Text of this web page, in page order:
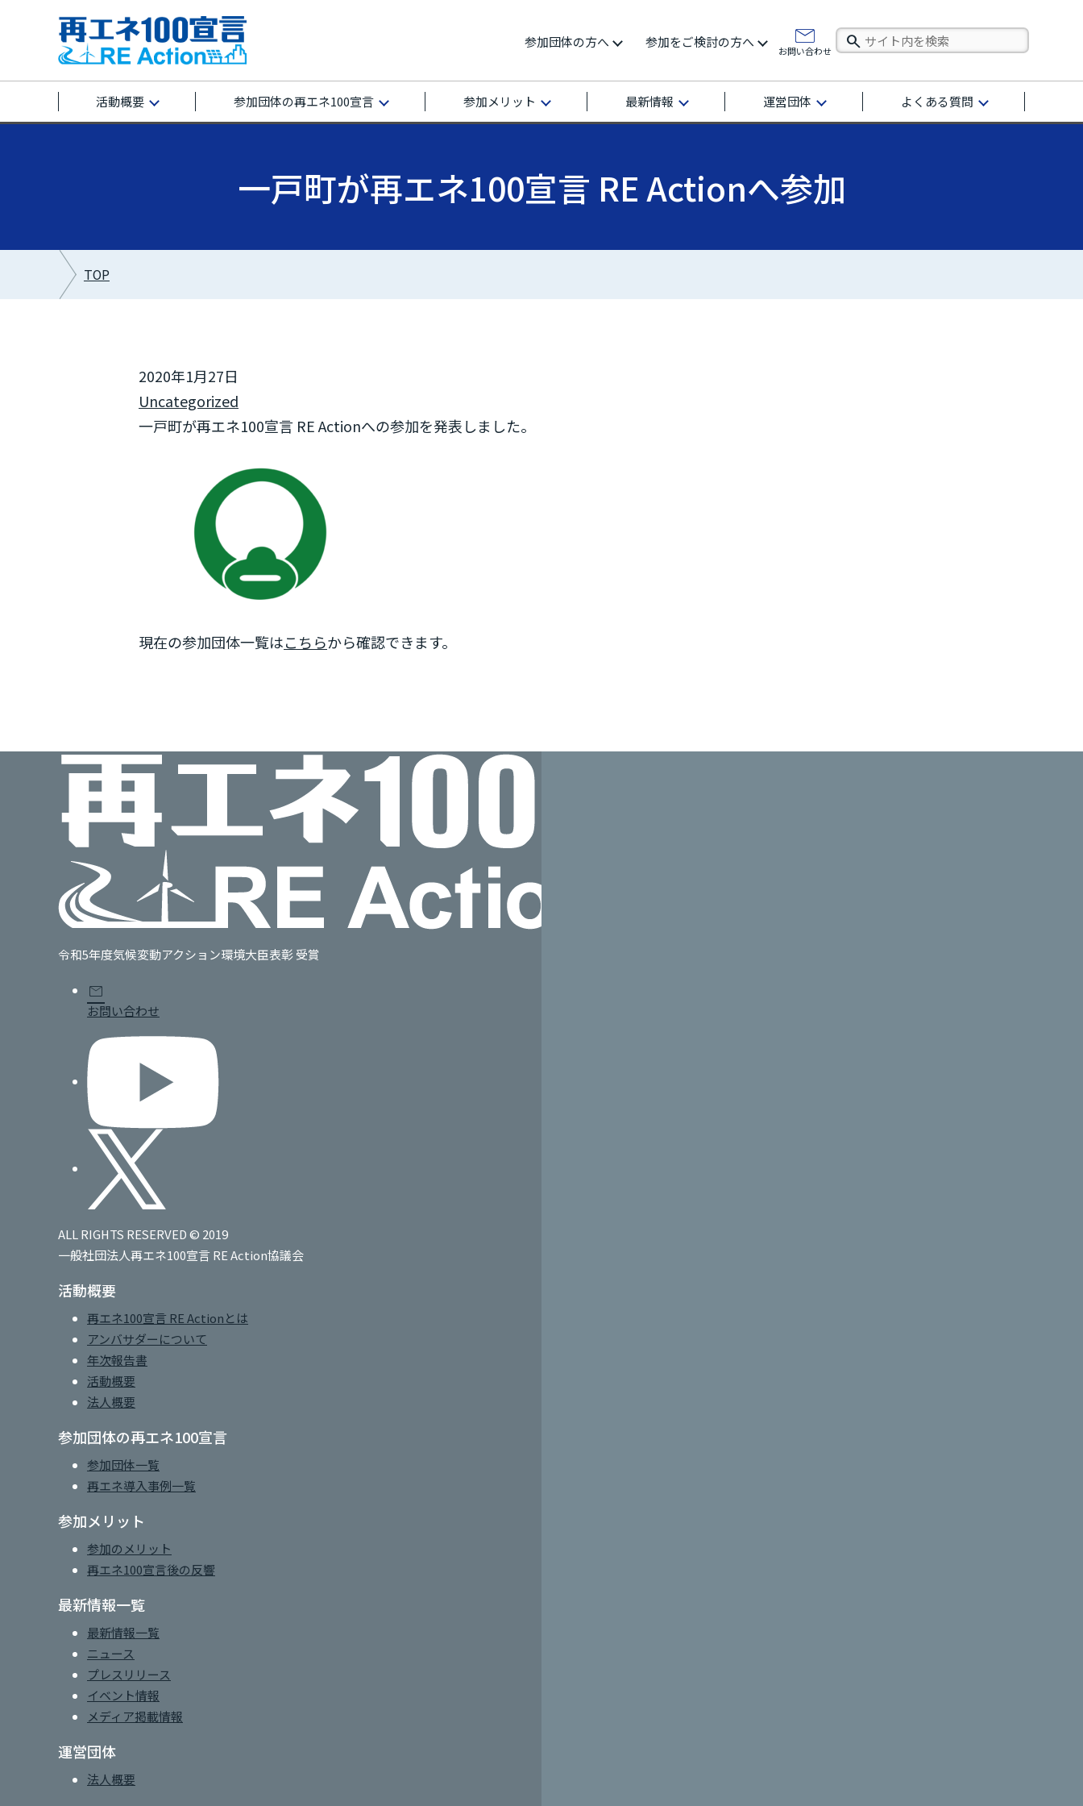
活動概要 参加団体の再エネ100宣言 参加メリット 最新情報 運営団体 よくある質問
参加団体の方へ 参加をご検討の方へ
お問い合わせ
一戸町が再エネ100宣言 RE Actionへ参加
TOP
2020年1月27日
Uncategorized
一戸町が再エネ100宣言 RE Actionへの参加を発表しました。
現在の参加団体一覧はこちらから確認できます。
令和5年度気候変動アクション環境大臣表彰 受賞
mail
お問い合わせ
ALL RIGHTS RESERVED © 2019
一般社団法人再エネ100宣言 RE Action協議会
活動概要
再エネ100宣言 RE Actionとは
アンバサダーについて
年次報告書
活動概要
法人概要
参加団体の再エネ100宣言
参加団体一覧
再エネ導入事例一覧
参加メリット
参加のメリット
再エネ100宣言後の反響
最新情報一覧
最新情報一覧
ニュース
プレスリリース
イベント情報
メディア掲載情報
運営団体
法人概要